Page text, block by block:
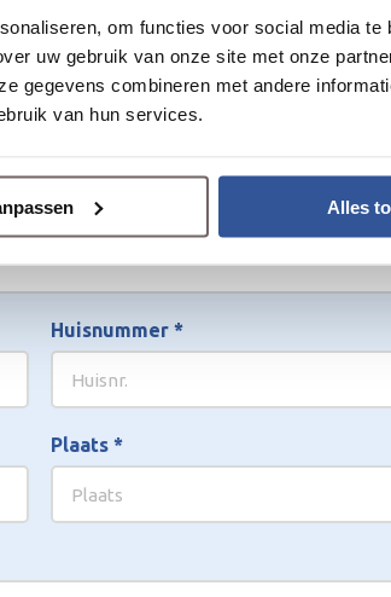
om functies voor social media te
uw gebruik van onze site met onze
gegevens combineren met andere
van hun services.
Alles
Telefoonnummer
Huisnummer *
Plaats *